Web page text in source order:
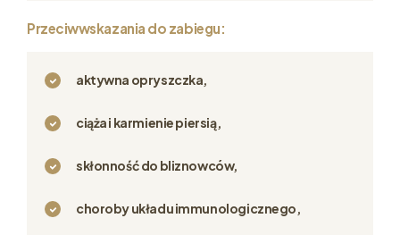
Przeciwwskazania do zabiegu:
aktywna opryszczka,
ciąża i karmienie piersią,
skłonność do bliznowców,
choroby układu immunologicznego,